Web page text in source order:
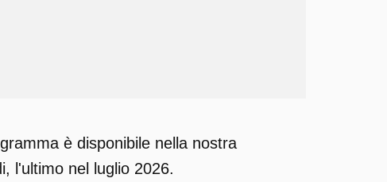
è disponibile nella nostra
l'ultimo nel luglio 2026.